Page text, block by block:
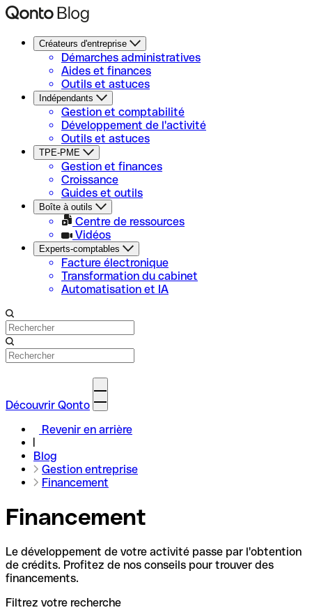
Créateurs d'entreprise
Démarches administratives
Aides et finances
Outils et astuces
Indépendants
Gestion et comptabilité
Développement de l'activité
Outils et astuces
TPE-PME
Gestion et finances
Croissance
Guides et outils
Boîte à outils
Centre de ressources
Vidéos
Experts-comptables
Facture électronique
Transformation du cabinet
Automatisation et IA
Découvrir Qonto
Revenir en arrière
Blog
Gestion entreprise
Financement
Financement
Le développement de votre activité passe par l'obtention
de crédits. Profitez de nos conseils pour trouver des
financements.
Filtrez votre recherche